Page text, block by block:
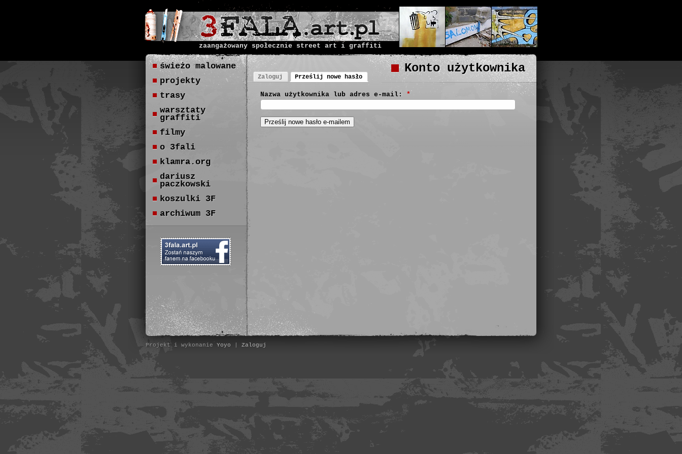
zaangażowany społecznie street art i graffiti
Konto użytkownika
Zaloguj Prześlij nowe hasło
Nazwa użytkownika lub adres e-mail: *
świeżo malowane
projekty
trasy
warsztaty
graffiti
filmy
o 3fali
klamra.org
dariusz
paczkowski
koszulki 3F
archiwum 3F
Projekt i wykonanie Yoyo Zaloguj